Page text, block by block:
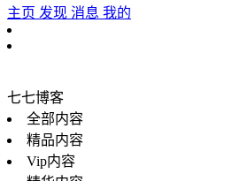
主页 发现 消息 我的
七七博客
全部内容
精品内容
Vip内容